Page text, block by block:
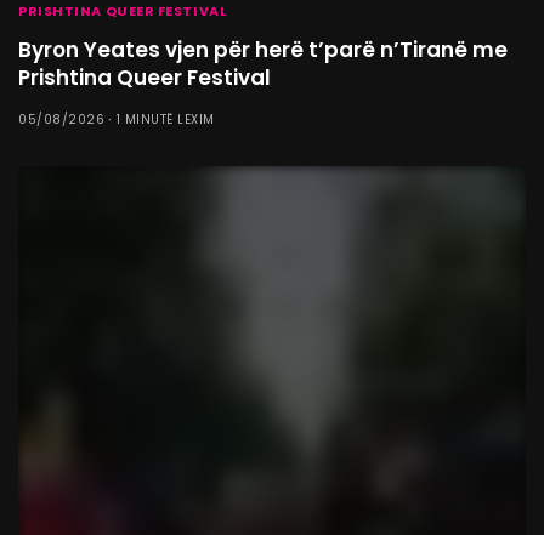
PRISHTINA QUEER FESTIVAL
Byron Yeates vjen për herë t’parë n’Tiranë me
Prishtina Queer Festival
05/08/2026 1 MINUTË LEXIM